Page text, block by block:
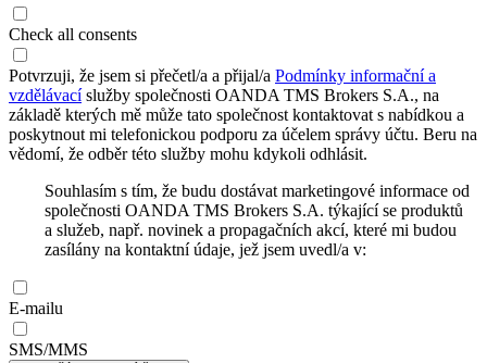
Check all consents
Potvrzuji, že jsem si přečetl/a a přijal/a Podmínky informační a
vzdělávacíslužby společnosti OANDA TMS Brokers S.A., na
základě kterých mě může tato společnost kontaktovat s nabídkou a
poskytnout mi telefonickou podporu za účelem správy účtu. Beru na
vědomí, že odběr této služby mohu kdykoli odhlásit.
Souhlasím s tím, že budu dostávat marketingové informace od
společnosti OANDA TMS Brokers S.A. týkající se produktů
a služeb, např. novinek a propagačních akcí, které mi budou
zasílány na kontaktní údaje, jež jsem uvedl/a v:
E-mailu
SMS/MMS